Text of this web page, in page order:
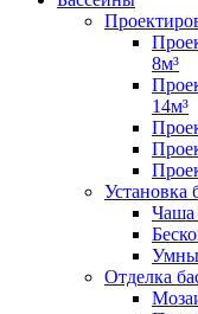
8м³
14м³
Установка
Чаша
Отделка